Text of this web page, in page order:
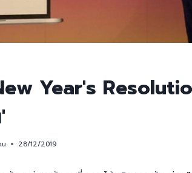
Year's
น 28/12/2019